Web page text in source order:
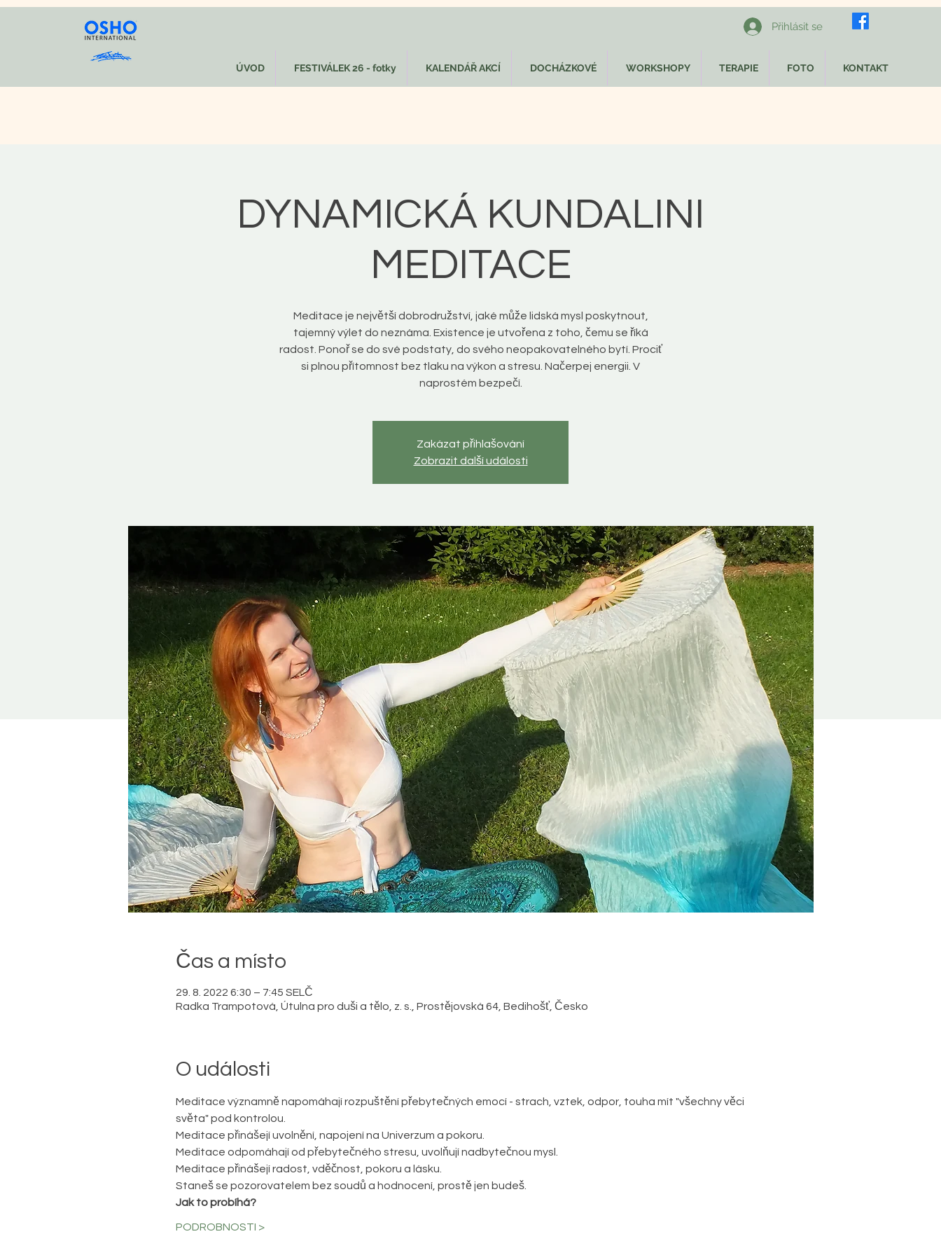
Přihlásit se
ÚVOD FESTIVÁLEK 26 - fotky KALENDÁŘ AKCÍ DOCHÁZKOVÉ WORKSHOPY TERAPIE FOTO KONTAKT
DYNAMICKÁ KUNDALINI
MEDITACE
Meditace je největší dobrodružství, jaké může lidská mysl poskytnout,
tajemný výlet do neznáma. Existence je utvořena z toho, čemu se říká
radost. Ponoř se do své podstaty, do svého neopakovatelného bytí. Prociť
si plnou přítomnost bez tlaku na výkon a stresu. Načerpej energii. V
naprostém bezpečí.
Zakázat přihlašování
Zobrazit další události
Čas a místo
29. 8. 2022 6:30 – 7:45 SELČ
Radka Trampotová, Útulna pro duši a tělo, z. s., Prostějovská 64, Bedihošť, Česko
O události
Meditace významně napomáhají rozpuštění přebytečných emocí - strach, vztek, odpor, touha mít "všechny věci
světa" pod kontrolou.
Meditace přinášejí uvolnění, napojení na Univerzum a pokoru.
Meditace odpomáhají od přebytečného stresu, uvolňují nadbytečnou mysl.
Meditace přinášejí radost, vděčnost, pokoru a lásku.
Staneš se pozorovatelem bez soudů a hodnocení, prostě jen budeš.
Jak to probíhá?
PODROBNOSTI >